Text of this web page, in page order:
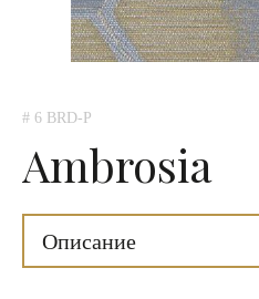
# 6 BRD-P
Ambrosia
Описание